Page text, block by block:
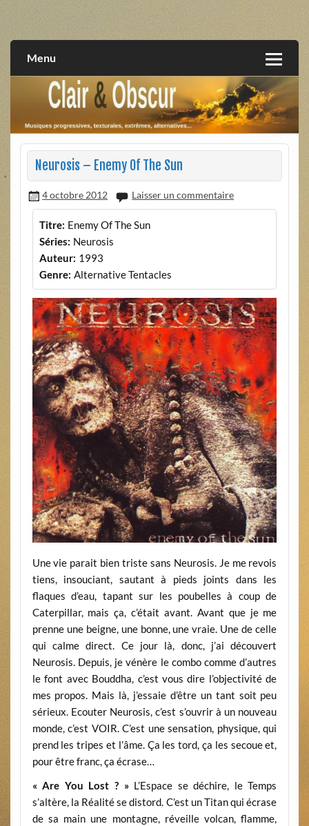
extrêmes, alternatives, texturales
Menu
Neurosis – Enemy Of The Sun
4 octobre 2012 Laisser un commentaire
Titre: Enemy Of The Sun
Séries: Neurosis
Auteur: 1993
Genre: Alternative Tentacles
Une vie parait bien triste sans Neurosis. Je me revois
tiens, insouciant, sautant à pieds joints dans les
flaques d’eau, tapant sur les poubelles à coup de
Caterpillar, mais ça, c’était avant. Avant que je me
prenne une beigne, une bonne, une vraie. Une de celle
qui calme direct. Ce jour là, donc, j’ai découvert
Neurosis. Depuis, je vénère le combo comme d’autres
le font avec Bouddha, c’est vous dire l’objectivité de
mes propos. Mais là, j’essaie d’être un tant soit peu
sérieux. Ecouter Neurosis, c’est s’ouvrir à un nouveau
monde, c’est VOIR. C’est une sensation, physique, qui
prend les tripes et l’âme. Ça les tord, ça les secoue et,
pour être franc, ça écrase…
« Are You Lost ? »L’Espace se déchire, le Temps
s’altère, la Réalité se distord. C’est un Titan qui écrase
de sa main une montagne, réveille volcan, flamme,